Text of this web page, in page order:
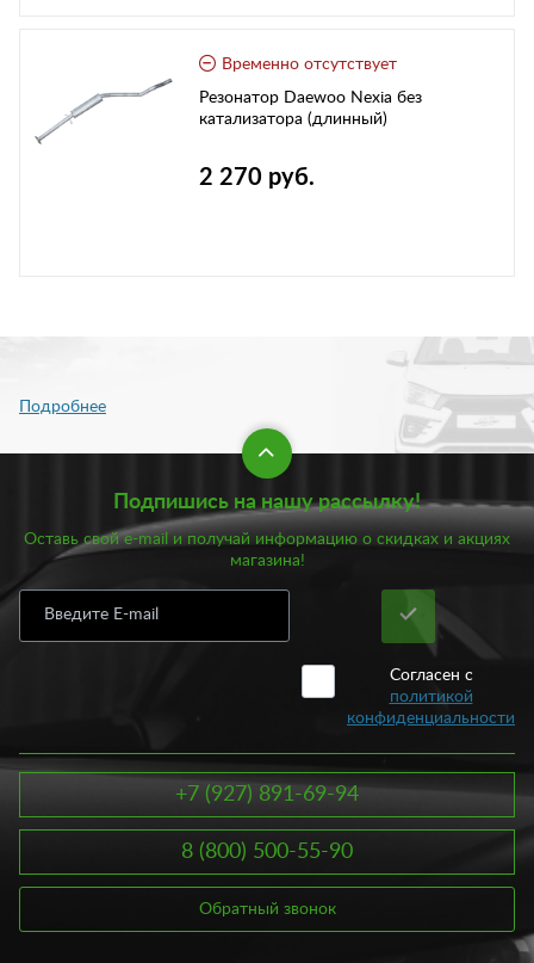
Временно отсутствует
Резонатор Daewoo Nexia без
катализатора (длинный)
2 270 руб.
Подпишись на нашу рассылку!
Оставь свой e-mail и получай информацию о скидках и акциях
магазина!
Согласен с
политикой
конфиденциальности
+7 (927) 891-69-94
8 (800) 500-55-90
Обратный звонок